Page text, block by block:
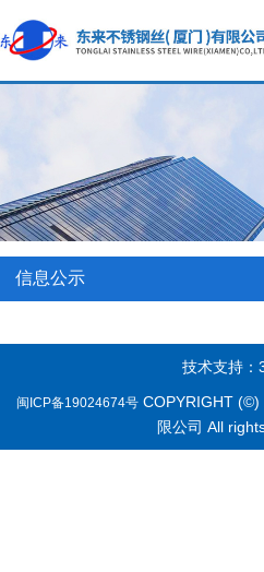
信息公示
技术支持：
闽ICP备19024674号 COPYRIGHT (©)
限公司 All